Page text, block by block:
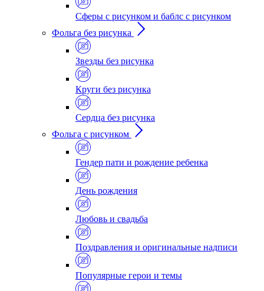
Сферы с рисунком и баблс с рисунком
Фольга без рисунка
Звезды без рисунка
Круги без рисунка
Сердца без рисунка
Фольга с рисунком
Гендер пати и рождение ребенка
День рождения
Любовь и свадьба
Поздравления и оригинальные надписи
Популярные герои и темы